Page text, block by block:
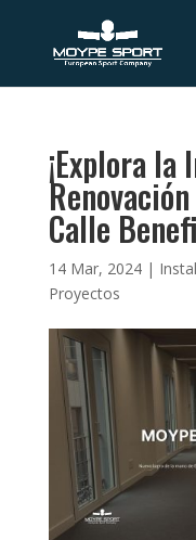
¡Explora la
Calle
14 Mar, 2024|
Proyectos